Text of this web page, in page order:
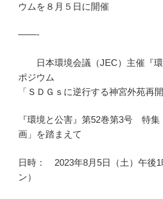
ウムを８月５日に開催
——-
日本環境会議（JEC）主催『環
ポジウム
「ＳＤＧｓに逆行する神宮外苑再開
『環境と公害』第52巻第3号 特
画」を踏まえて
日時： 2023年8月5日（土）午後1
ン）